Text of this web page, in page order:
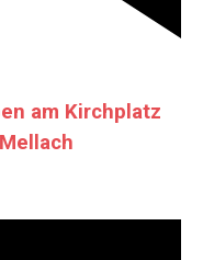
am Kirchplatz